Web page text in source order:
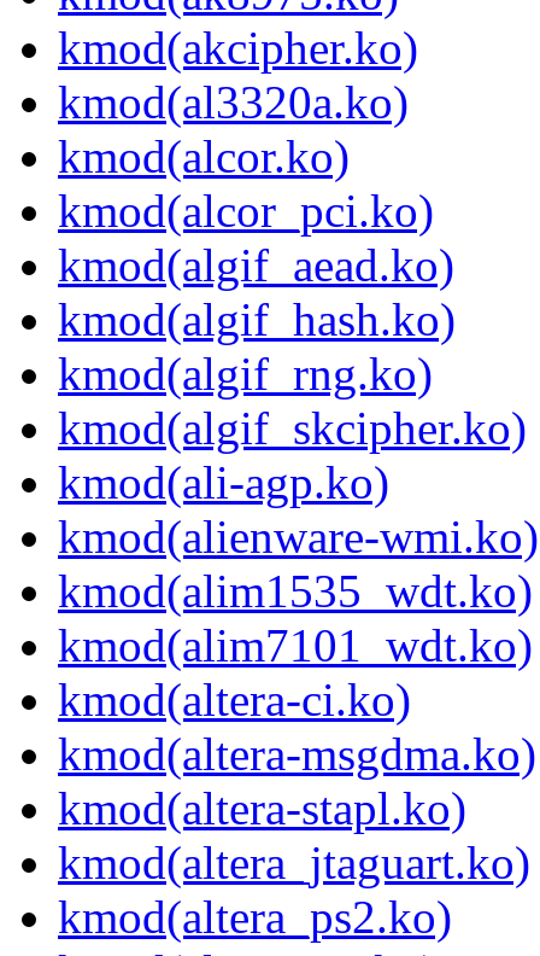
kmod(akcipher.ko)
kmod(al3320a.ko)
kmod(alcor.ko)
kmod(alcor_pci.ko)
kmod(algif_aead.ko)
kmod(algif_hash.ko)
kmod(algif_rng.ko)
kmod(algif_skcipher.ko)
kmod(ali-agp.ko)
kmod(alienware-wmi.ko)
kmod(alim1535_wdt.ko)
kmod(alim7101_wdt.ko)
kmod(altera-ci.ko)
kmod(altera-msgdma.ko)
kmod(altera-stapl.ko)
kmod(altera_jtaguart.ko)
kmod(altera_ps2.ko)